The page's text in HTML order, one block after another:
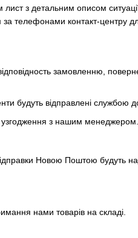
з детальним описом ситуації
телефонами контакт-центру
замовленню,
будуть відправлені службою
узгодження з нашим менеджером.
Новою Поштою будуть
нами товарів на складі.